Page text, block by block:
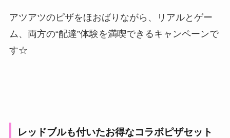
アツアツのピザをほおばりながら、リアルとゲー
ム、両方の“配達”体験を満喫できるキャンペーンで
す☆
レッドブルも付いたお得なコラボピザセット